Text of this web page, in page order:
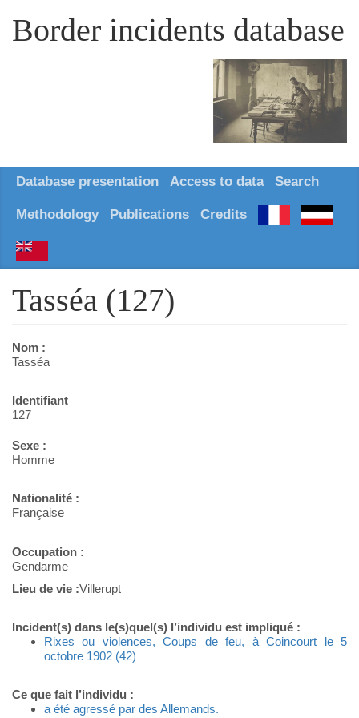
Border incidents database
Database presentation Access to data Search
Methodology Publications Credits
Tasséa (127)
Nom :
Tasséa
Identifiant
127
Sexe :
Homme
Nationalité :
Française
Occupation :
Gendarme
Lieu de vie :Villerupt
Incident(s) dans le(s)quel(s) l’individu est impliqué :
Rixes ou violences, Coups de feu, à Coincourt le 5
octobre 1902 (42)
Ce que fait l’individu :
a été agressé par des Allemands.